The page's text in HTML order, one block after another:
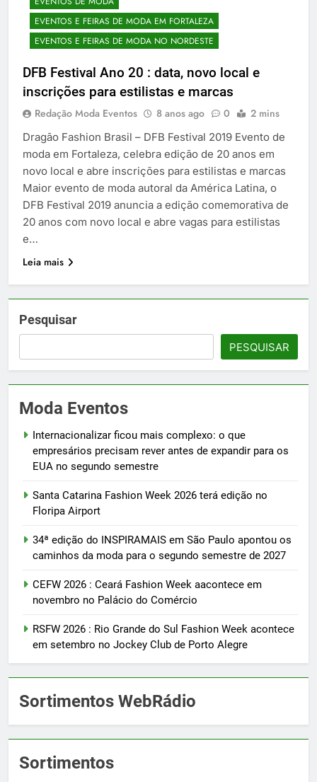
EVENTOS E FEIRAS DE MODA EM FORTALEZA
EVENTOS E FEIRAS DE MODA NO NORDESTE
DFB Festival Ano 20 : data, novo local e
inscrições para estilistas e marcas
Redação Moda Eventos 8 anos ago 0 2 mins
Dragão Fashion Brasil – DFB Festival 2019 Evento de
moda em Fortaleza, celebra edição de 20 anos em
novo local e abre inscrições para estilistas e marcas
Maior evento de moda autoral da América Latina, o
DFB Festival 2019 anuncia a edição comemorativa de
20 anos com novo local e abre vagas para estilistas
e…
Leia mais
Pesquisar
PESQUISAR
Moda Eventos
Internacionalizar ficou mais complexo: o que
empresários precisam rever antes de expandir para os
EUA no segundo semestre
Santa Catarina Fashion Week 2026 terá edição no
Floripa Airport
34ª edição do INSPIRAMAIS em São Paulo apontou os
caminhos da moda para o segundo semestre de 2027
CEFW 2026 : Ceará Fashion Week aacontece em
novembro no Palácio do Comércio
RSFW 2026 : Rio Grande do Sul Fashion Week acontece
em setembro no Jockey Club de Porto Alegre
Sortimentos WebRádio
Sortimentos